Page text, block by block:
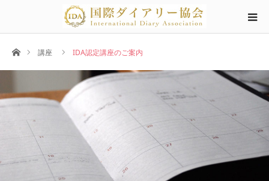
ホーム講座 IDA認定講座のご案内